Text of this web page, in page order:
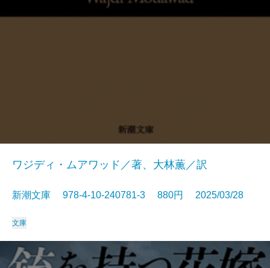
ワジディ・ムアワッド／著、大林薫／訳
新潮文庫 978-4-10-240781-3 880円 2025/03/28
文庫